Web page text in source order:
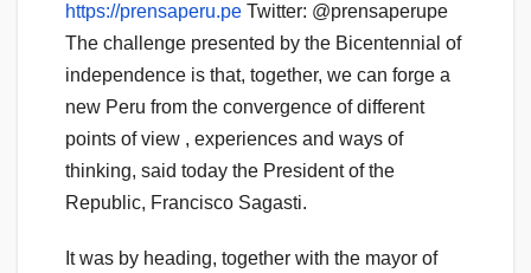
https://prensaperu.pe Twitter: @prensaperupe
The challenge presented by the Bicentennial of
independence is that, together, we can forge a
new Peru from the convergence of different
points of view , experiences and ways of
thinking, said today the President of the
Republic, Francisco Sagasti.
It was by heading, together with the mayor of